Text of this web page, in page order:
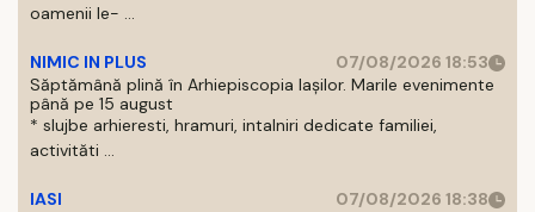
oamenii le- ...
NIMIC IN PLUS
07/08/2026 18:53
Săptămână plină în Arhiepiscopia Iașilor. Marile evenimente
până pe 15 august
* slujbe arhieresti, hramuri, intalniri dedicate familiei,
activităti ...
IASI
07/08/2026 18:38